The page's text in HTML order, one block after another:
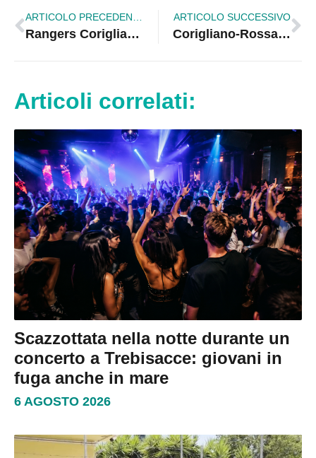
ARTICOLO PRECEDENTE
Rangers Corigliano riparte da Santa Maria del Cedro. Triolo: “Avanti con Decisione”
ARTICOLO SUCCESSIVO
Corigliano-Rossano. Scuola, incontro sul piano regionale per il Diritto allo Studio
Articoli correlati:
Scazzottata nella notte durante un
concerto a Trebisacce: giovani in
fuga anche in mare
6 AGOSTO 2026